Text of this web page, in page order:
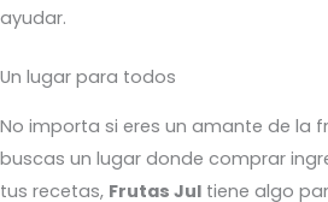
ayudar.
Un lugar para todos
No importa si eres un amante de la
buscas un lugar donde comprar
tus recetas, Frutas Jul tiene algo